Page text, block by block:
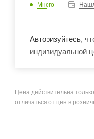
Много
Авторизуйтесь,
индивидуальной
Цена действительна
отличаться от цен в